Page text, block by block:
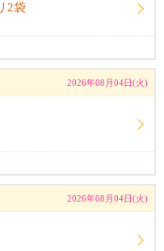
2袋
2026年08月04日(火)
2026年08月04日(火)